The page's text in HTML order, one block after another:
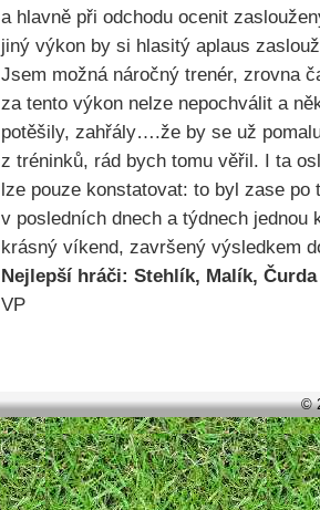
a hlavně při odchodu ocenit
jiný výkon by si hlasitý aplaus
Jsem možná náročný trenér, zrovna
za tento výkon nelze nepochválit a
potěšily, zahřály….že by se už
z tréninků, rád bych tomu věřil. I ta
lze pouze konstatovat: to byl zase po
v posledních dnech a týdnech jednou
krásný víkend, završený výsledkem
Nejlepší hráči: Stehlík, Malík, Čurda
VP
©